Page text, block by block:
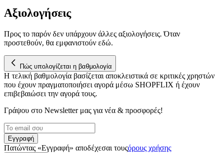
να έχουμε πρόσβαση σε πληροφορίες στη συσκευή σας, με σκοπό
την προβολή εξατομικευμένων διαφημίσεων και περιεχομένου, τις
εικόνα του κοινού μας και την ανάπτυξη προϊόντων. Επίσης,
κοινοποιούμε πληροφορίες σχετικά με την από μέρους σας χρήση
τοποθεσίας μας στους συνεργάτες μέσων κοινωνικής δικτύωσης,
διαφημίσεων και ανάλυσης.
Αξιολογήσεις
Προς το παρόν δεν υπάρχουν άλλες αξιολογήσεις. Όταν
προστεθούν, θα εμφανιστούν εδώ.
Πώς υπολογίζεται η βαθμολογία
Η τελική βαθμολογία βασίζεται αποκλειστικά σε κριτικές χρηστών
που έχουν πραγματοποιήσει αγορά μέσω SHOPFLIX ή έχουν
επιβεβαιώσει την αγορά τους.
Γράψου στο Νewsletter μας για νέα & προσφορές!
Εγγραφή
Πατώντας «Εγγραφή» αποδέχεσαι τουςόρους χρήσης